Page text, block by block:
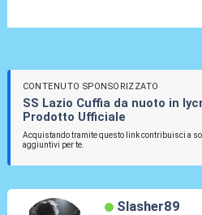
CONTENUTO SPONSORIZZATO
SS Lazio Cuffia da nuoto in
Prodotto Ufficiale
Acquistando tramite questo link contribuisci a
aggiuntivi per te.
Slasher89